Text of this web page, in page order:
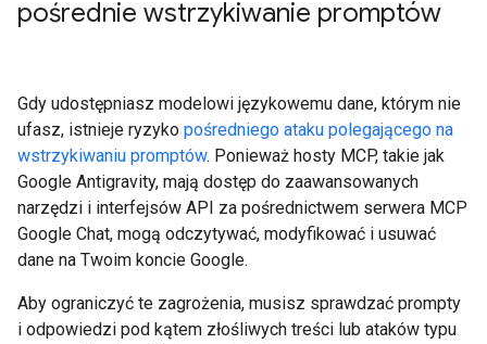
pośrednie wstrzykiwanie promptów
Gdy udostępniasz modelowi językowemu dane, którym nie
ufasz, istnieje ryzyko pośredniego ataku polegającego na
wstrzykiwaniu promptów. Ponieważ hosty MCP, takie jak
Google Antigravity, mają dostęp do zaawansowanych
narzędzi i interfejsów API za pośrednictwem serwera MCP
Google Chat, mogą odczytywać, modyfikować i usuwać
dane na Twoim koncie Google.
Aby ograniczyć te zagrożenia, musisz sprawdzać prompty
i odpowiedzi pod kątem złośliwych treści lub ataków typu